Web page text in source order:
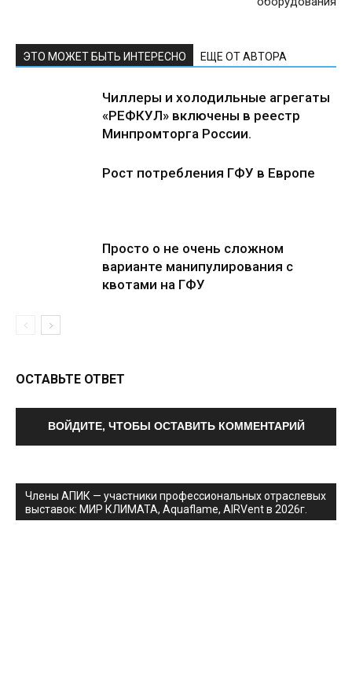
ЭТО МОЖЕТ БЫТЬ ИНТЕРЕСНО ЕЩЕ ОТ АВТОРА
Чиллеры и холодильные агрегаты
«РЕФКУЛ» включены в реестр
Минпромторга России.
Рост потребления ГФУ в Европе
Просто о не очень сложном
варианте манипулирования с
квотами на ГФУ
ОСТАВЬТЕ ОТВЕТ
ВОЙДИТЕ, ЧТОБЫ ОСТАВИТЬ КОММЕНТАРИЙ
Члены АПИК — участники профессиональных отраслевых
выставок: МИР КЛИМАТА, Aquaflame, AIRVent в 2026г.